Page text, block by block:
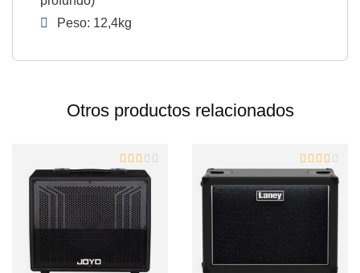
Peso: 12,4kg
Otros productos relacionados